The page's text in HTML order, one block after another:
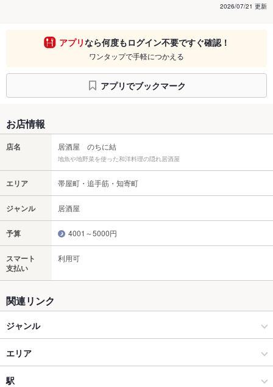
2026/07/21 更新
アプリなら何度もログイン不要ですぐ確認！
ワンタップで手軽につかえる
アプリでブックマーク
お店情報
店名 居酒屋 のちに結
地魚や地野菜を使った和洋料理の隠れ居酒屋
エリア 帯屋町・追手筋・知寄町
ジャンル 居酒屋
予算 4001～5000円
スマート
支払い
利用可
関連リンク
ジャンル
居酒屋
創作
エリア
帯屋町・追手筋・知寄町
駅